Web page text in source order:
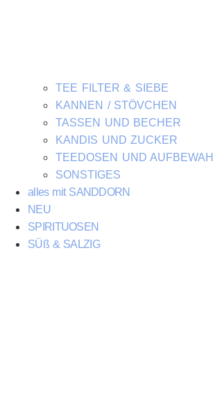
TEE FILTER & SIEBE
KANNEN / STÖVCHEN
TASSEN UND BECHER
KANDIS UND ZUCKER
TEEDOSEN UND
SONSTIGES
alles mit SANDDORN
NEU
SPIRITUOSEN
SÜß & SALZIG